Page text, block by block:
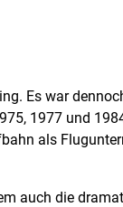
Es war
1977 und
als
auch die